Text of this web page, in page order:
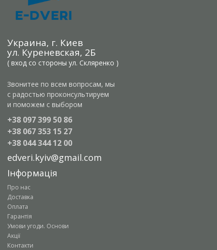
Украина, г. Киев
ул. Куреневская, 2Б
( вход со стороны ул. Скляренко )
Звонитее по всем вопросам, мы
с радостью проконсультируем
и поможем с выбором
+38 097 399 50 86
+38 067 353 15 27
+38 044 344 12 00
edveri.kyiv@gmail.com
Інформація
Про нас
Доставка
Оплата
Гарантія
Умови угоди. Основи
Акції
Контакти